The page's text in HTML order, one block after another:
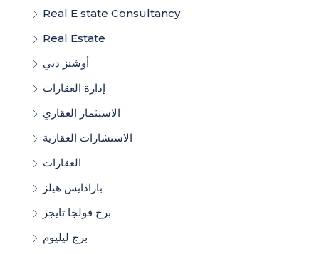
Real E state Consultancy
Real Estate
أوشنز دبي
إدارة العقارات
الاستثمار العقاري
الاستشارات العقارية
العقارات
بارادايس هيلز
برج فولجا تايجر
برج ليليوم